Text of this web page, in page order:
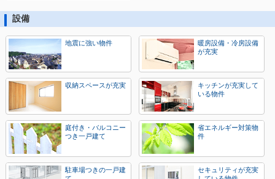
設備
地震に強い物件
暖房設備・冷房設備
が充実
収納スペースが充実
キッチンが充実して
いる物件
庭付き・バルコニー
つき一戸建て
省エネルギー対策物
件
駐車場つきの一戸建
セキュリティが充実